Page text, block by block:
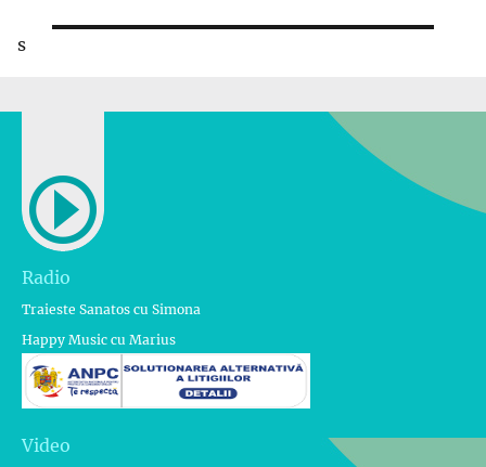
s
Radio
Traieste Sanatos cu Simona
Happy Music cu Marius
Video